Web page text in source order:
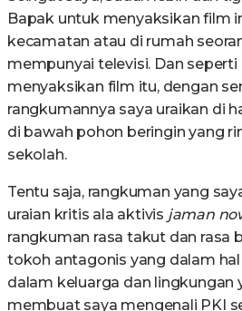
Bapak untuk menyaksikan film
kecamatan atau di rumah
mempunyai televisi. Dan seperti
menyaksikan film itu, dengan
rangkumannya saya uraikan di
di bawah pohon beringin yang
sekolah.
Tentu saja, rangkuman yang
uraian kritis ala aktivis jaman
rangkuman rasa takut dan rasa
tokoh antagonis yang dalam hal
dalam keluarga dan lingkungan
membuat saya mengenali PKI